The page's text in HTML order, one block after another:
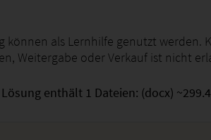
können als Lernhilfe genutzt werden.
Weitergabe oder Verkauf ist nicht
Lösung enthält 1 Dateien: (docx)